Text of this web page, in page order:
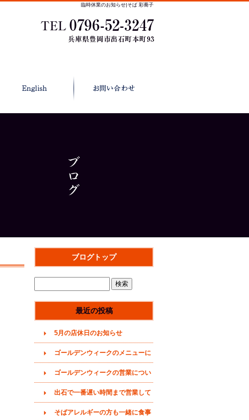
臨時休業のお知らせ|そば 彩蕎子
ブログトップ
最近の投稿
5月の店休日のお知らせ
ゴールデンウィークのメニューに
ついて(2026年)
ゴールデンウィークの営業につい
て(2026年4月29日)
出石で一番遅い時間まで営業して
いるそば屋(〜20時まで)
そばアレルギーの方も一緒に食事